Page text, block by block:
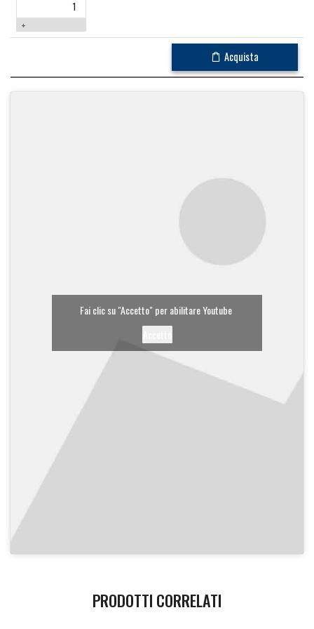
+
Acquista
Fai clic su "Accetto" per abilitare Youtube
PRODOTTI CORRELATI